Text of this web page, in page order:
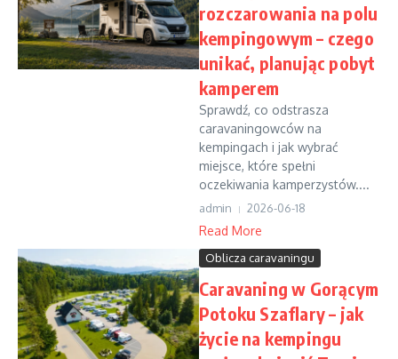
rozczarowania na polu
kempingowym – czego
unikać, planując pobyt
kamperem
Sprawdź, co odstrasza
caravaningowców na
kempingach i jak wybrać
miejsce, które spełni
oczekiwania kamperzystów....
admin 2026-06-18
Read More
Oblicza caravaningu
Caravaning w Gorącym
Potoku Szaflary – jak
życie na kempingu